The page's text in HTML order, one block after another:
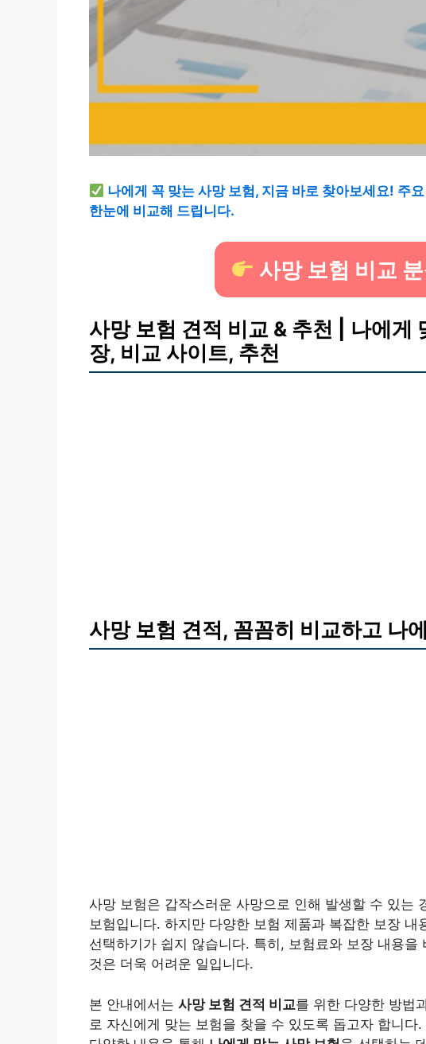
나에게 꼭 맞는 사망 보험, 지금 바로 찾아보세요! 주
한눈에 비교해 드립니다.
사망 보험 비교
사망 보험 견적 비교 & 추천 | 나에게
장, 비교 사이트, 추천
사망 보험 견적, 꼼꼼히 비교하고 나
사망 보험은 갑작스러운 사망으로 인해 발생할 수 있는
보험입니다. 하지만 다양한 보험 제품과 복잡한 보장 내
선택하기가 쉽지 않습니다. 특히, 보험료와 보장 내용
것은 더욱 어려운 일입니다.
본 안내에서는 사망 보험 견적 비교를 위한 다양한 방법
로 자신에게 맞는 보험을 찾을 수 있도록 돕고자 합니